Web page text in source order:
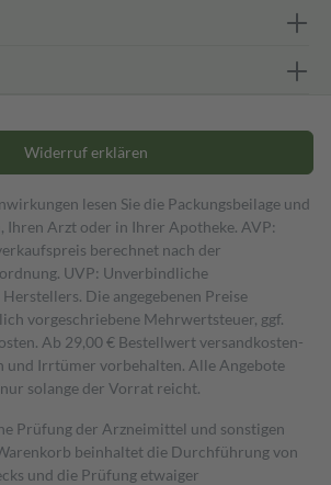
Widerruf erklären
lesen Sie die Packungsbeilage und
Ihren Arzt oder in Ihrer Apotheke. AVP:
berechnet nach der
UVP: Unverbindliche
Die angegebenen Preise
vorgeschriebene Mehrwertsteuer, ggf.
Ab 29,00 € Bestell­wert versand­kosten­
und Irrtümer vorbehalten. Alle Angebote
solange der Vorrat reicht.
Prüfung der Arzneimittel und sonstigen
beinhaltet die Durchführung von
und die Prüfung etwaiger